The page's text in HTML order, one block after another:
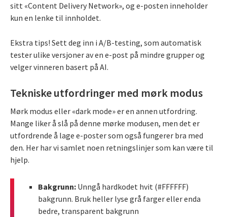
sitt «Content Delivery Network», og e-posten inneholder
kun en lenke til innholdet.
Ekstra tips! Sett deg inn i A/B-testing, som automatisk
tester ulike versjoner av en e-post på mindre grupper og
velger vinneren basert på AI.
Tekniske utfordringer med mørk modus
Mørk modus eller «dark mode» er en annen utfordring.
Mange liker å slå på denne mørke modusen, men det er
utfordrende å lage e-poster som også fungerer bra med
den. Her har vi samlet noen retningslinjer som kan være til
hjelp.
Bakgrunn: Unngå hardkodet hvit (#FFFFFF)
bakgrunn. Bruk heller lyse grå farger eller enda
bedre, transparent bakgrunn